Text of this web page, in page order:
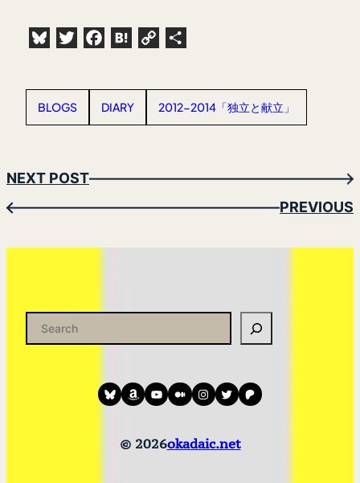
BlueskyTwitterFacebookHatenaCopy
BLOGS DIARY 2012-2014「独立と献立」
NEXT POST
→
←
PREVIOUS
索
BlueskyamazonYouTubemediuminstagram
twitterpatreon
© 2026okadaic.net